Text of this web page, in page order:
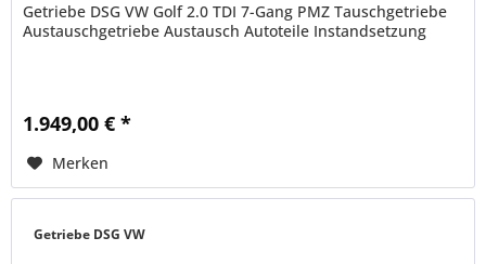
Getriebe DSG VW Golf 2.0 TDI 7-Gang PMZ Tauschgetriebe
Austauschgetriebe Austausch Autoteile Instandsetzung
1.949,00 € *
Merken
Getriebe DSG VW